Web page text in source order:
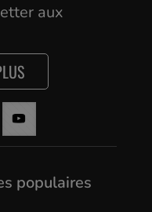
aux
populaires